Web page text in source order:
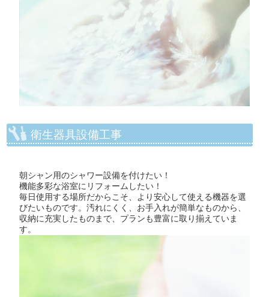
衛生器具設備工事
朝シャン用のシャワー設備を付けたい！
機能多彩な浴室にリフォームしたい！
毎日使用する場所だからこそ、より安心して使える機器を選
びたいものです。汚れにくく、お手入れが簡単なものから、
収納に充実したものまで、プランも豊富に取り揃えていま
す。